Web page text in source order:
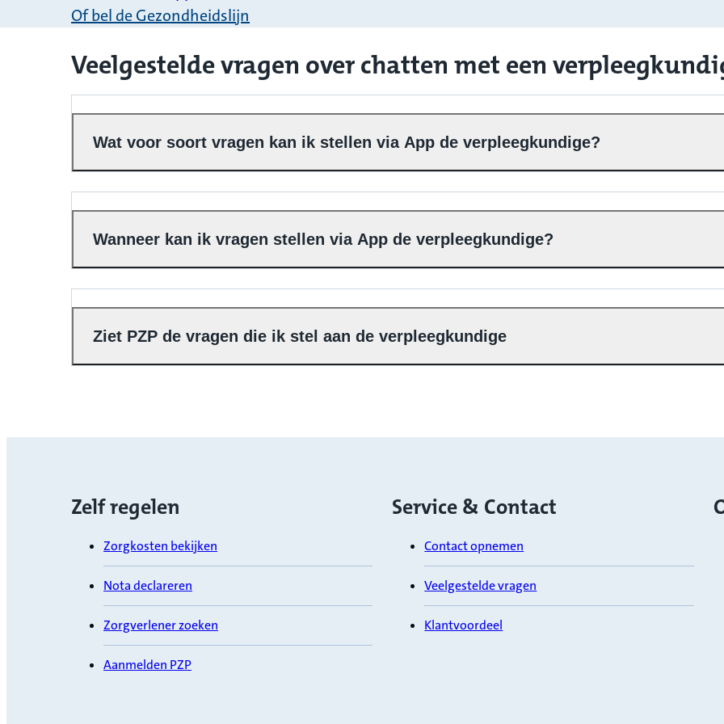
Of bel de Gezondheidslijn
Veelgestelde vragen over chatten met een
Wat voor soort vragen kan ik stellen via App de verpleegkundige?
Wanneer kan ik vragen stellen via App de verpleegkundige?
Ziet PZP de vragen die ik stel aan de verpleegkundige
Zelf regelen
Zorgkosten bekijken
Nota declareren
Zorgverlener zoeken
Aanmelden PZP
Service & Contact
Contact opnemen
Veelgestelde vragen
Klantvoordeel